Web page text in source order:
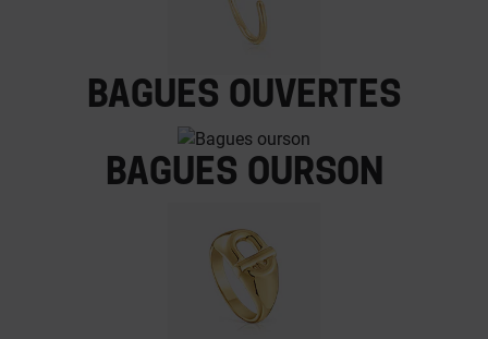
Bagues ouvertes
Bagues ourson